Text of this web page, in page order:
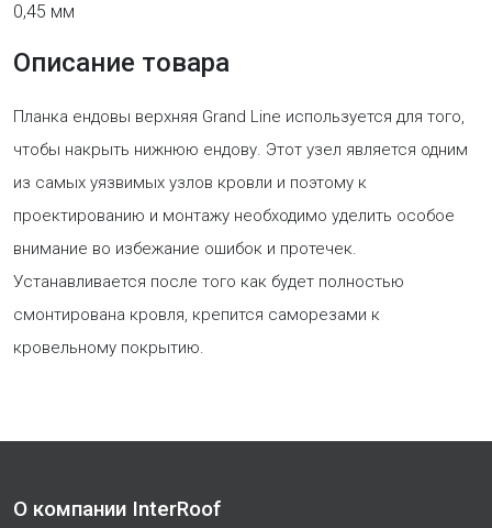
0,45 мм
Описание товара
Планка ендовы верхняя Grand Line используется для того,
чтобы накрыть нижнюю ендову. Этот узел является одним
из самых уязвимых узлов кровли и поэтому к
проектированию и монтажу необходимо уделить особое
внимание во избежание ошибок и протечек.
Устанавливается после того как будет полностью
смонтирована кровля, крепится саморезами к
кровельному покрытию.
О компании InterRoof